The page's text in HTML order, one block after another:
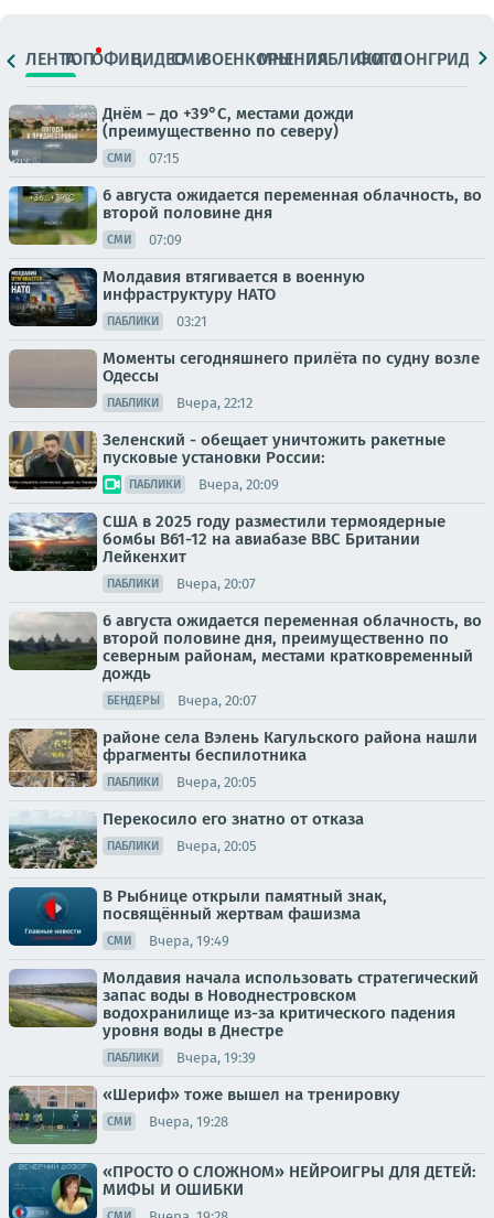
ЛЕНТАТОПОФИЦ.ВИДЕОСМИВОЕНКОРЫМНЕНИЯПАБЛИКИ
ФОТОЛОНГРИДЫ
Днём – до +39°С, местами дожди
(преимущественно по северу)
СМИ 07:15
6 августа ожидается переменная облачность, во
второй половине дня
СМИ 07:09
Молдавия втягивается в военную
инфраструктуру НАТО
ПАБЛИКИ 03:21
Моменты сегодняшнего прилёта по судну возле
Одессы
ПАБЛИКИ Вчера, 22:12
Зеленский - обещает уничтожить ракетные
пусковые установки России:
ПАБЛИКИ Вчера, 20:09
США в 2025 году разместили термоядерные
бомбы B61-12 на авиабазе ВВС Британии
Лейкенхит
ПАБЛИКИ Вчера, 20:07
6 августа ожидается переменная облачность, во
второй половине дня, преимущественно по
северным районам, местами кратковременный
дождь
БЕНДЕРЫ Вчера, 20:07
районе села Вэлень Кагульского района нашли
фрагменты беспилотника
ПАБЛИКИ Вчера, 20:05
Перекосило его знатно от отказа
ПАБЛИКИ Вчера, 20:05
В Рыбнице открыли памятный знак,
посвящённый жертвам фашизма
СМИ Вчера, 19:49
Молдавия начала использовать стратегический
запас воды в Новоднестровском
водохранилище из-за критического падения
уровня воды в Днестре
ПАБЛИКИ Вчера, 19:39
«Шериф» тоже вышел на тренировку
СМИ Вчера, 19:28
«ПРОСТО О СЛОЖНОМ» НЕЙРОИГРЫ ДЛЯ ДЕТЕЙ:
МИФЫ И ОШИБКИ